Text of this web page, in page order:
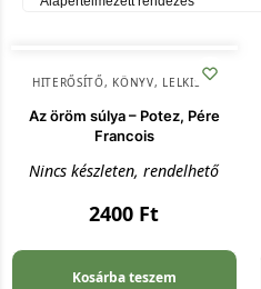
HITERŐSÍTŐ, KÖNYV, LELKISÉG
Az öröm súlya – Potez, Pére
Francois
Nincs készleten, rendelhető
2400 Ft
Kosárba teszem